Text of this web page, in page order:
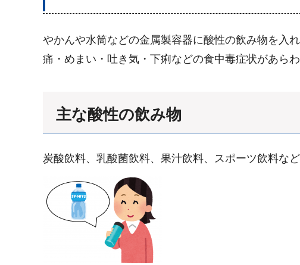
やかんや水筒などの金属製容器に酸性の飲み物を入
痛・めまい・吐き気・下痢などの食中毒症状があら
主な酸性の飲み物
炭酸飲料、乳酸菌飲料、果汁飲料、スポーツ飲料など